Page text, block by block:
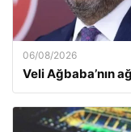
06/08/2026
Veli Ağbaba’nın